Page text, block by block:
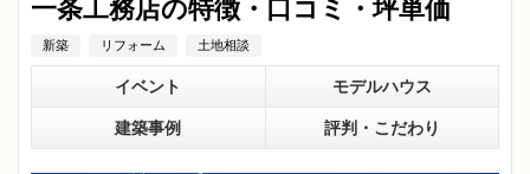
一条工務店の特徴・口コミ・坪単価
新築 リフォーム 土地相談
イベント モデルハウス
建築事例 評判・こだわり